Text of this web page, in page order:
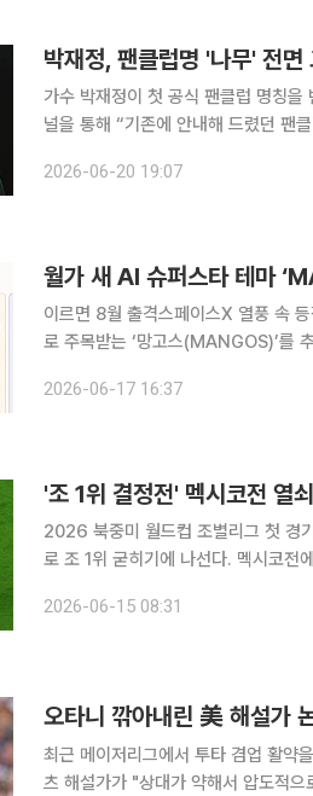
박재정, 팬클럽명 '나무' 전
가수 박재정이 첫 공식 팬클럽 명칭을 변경한다. 20일 박재정의 소속사 로맨
널을 통해 “기존에 안내해 드렸던 팬
명칭을 아티스트의 별명과 연결된 의
2026-06-20 19:07
월가 새 AI 슈퍼스타 테마
이르면 8월 출격스페이스X 열풍 속 등장 ‘매그니피센트7(M7)’의 뒤를 이을 차세대 빅테크
로 주목받는 ‘망고스(MANGOS)’를
날 미국 증권거래위원회(SEC)에
2026-06-17 16:37
'조 1위 결정전' 멕시코전 열
2026 북중미 월드컵 조별리그 첫 경
로 조 1위 굳히기에 나선다. 멕시코전
중’과의 인터뷰에서 “우리는 체코를
2026-06-15 08:31
오타니 깎아내린 美 해설가
최근 메이저리그에서 투타 겸업 활약
츠 해설가가 "상대가 약해서 압도적